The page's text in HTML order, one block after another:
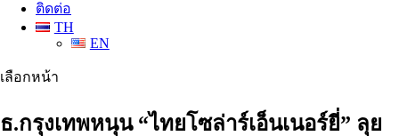
ติดต่อ
TH
EN
เลือกหน้า
ธ.กรุงเทพหนุน “ไทยโซล่าร์เอ็นเนอร์ยี่” ลุย